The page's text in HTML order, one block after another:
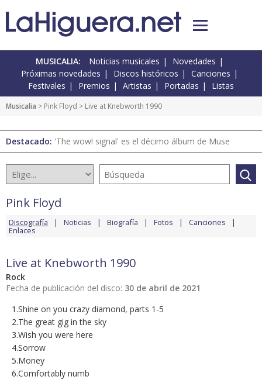
MUSICALIA: Noticias musicales
Novedades
Próximas novedades
Discos históricos
Canciones
Festivales
Premios Artistas Portadas Listas
Musicalia > Pink Floyd > Live at Knebworth 1990
Destacado: 'The wow! signal' es el décimo álbum de Muse
Pink Floyd
Discografía Noticias Biografía Fotos Canciones
Enlaces
Live at Knebworth 1990
Rock
Fecha de publicación del disco: 30 de abril de 2021
1.Shine on you crazy diamond, parts 1-5
2.The great gig in the sky
3.Wish you were here
4.Sorrow
5.Money
6.Comfortably numb